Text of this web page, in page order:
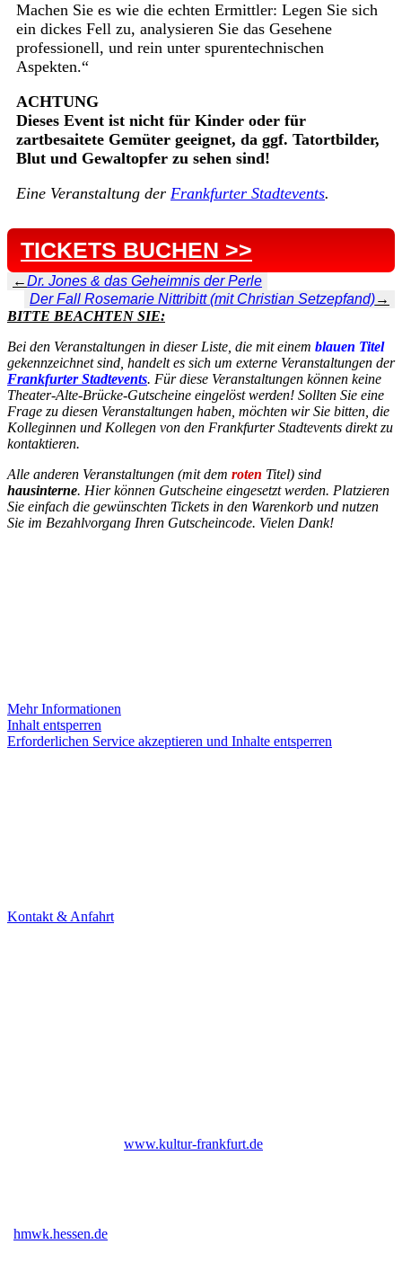
Machen Sie es wie die echten Ermittler: Legen Sie sich
ein dickes Fell zu, analysieren Sie das Gesehene
professionell, und rein unter spurentechnischen
Aspekten.“
ACHTUNG
Dieses Event ist nicht für Kinder oder für
zartbesaitete Gemüter geeignet, da ggf. Tatortbilder,
Blut und Gewaltopfer zu sehen sind!
Eine Veranstaltung der Frankfurter Stadtevents.
TICKETS BUCHEN >>
←Dr. Jones & das Geheimnis der Perle
Der Fall Rosemarie Nittribitt (mit Christian Setzepfand)→
BITTE BEACHTEN SIE:
Bei den Veranstaltungen in dieser Liste, die mit einem blauen Titel
gekennzeichnet sind, handelt es sich um externe Veranstaltungen der
Frankfurter Stadtevents. Für diese Veranstaltungen können keine
Theater-Alte-Brücke-Gutscheine eingelöst werden! Sollten Sie eine
Frage zu diesen Veranstaltungen haben, möchten wir Sie bitten, die
Kolleginnen und Kollegen von den Frankfurter Stadtevents direkt zu
kontaktieren.
Alle anderen Veranstaltungen (mit dem roten Titel) sind
hausinterne. Hier können Gutscheine eingesetzt werden. Platzieren
Sie einfach die gewünschten Tickets in den Warenkorb und nutzen
Sie im Bezahlvorgang Ihren Gutscheincode. Vielen Dank!
Mehr Informationen
Inhalt entsperren
Erforderlichen Service akzeptieren und Inhalte entsperren
Kontakt & Anfahrt
www.kultur-frankfurt.de
hmwk.hessen.de